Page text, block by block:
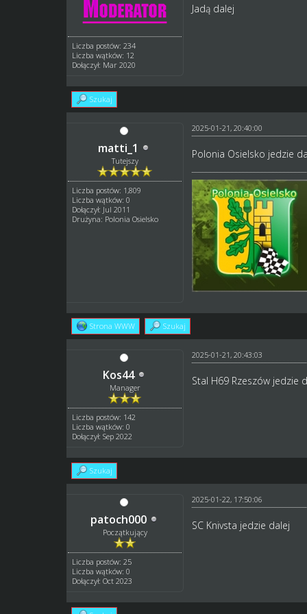
Liczba postów: 234
Liczba wątków: 12
Dołączył: Mar 2020
Jadą dalej
Szukaj
matti_1
Tutejszy
Liczba postów: 1,809
Liczba wątków: 0
Dołączył: Jul 2011
Drużyna: Polonia Osielsko
2025-01-21, 20:40:00
Polonia Osielsko jedzie
Strona WWW Szukaj
Kos44
Manager
Liczba postów: 142
Liczba wątków: 0
Dołączył: Sep 2022
2025-01-21, 20:43:03
Stal H69 Rzeszów jedzie
Szukaj
patoch000
Początkujący
Liczba postów: 25
Liczba wątków: 0
Dołączył: Oct 2023
2025-01-22, 17:50:06
SC Knivsta jedzie dalej